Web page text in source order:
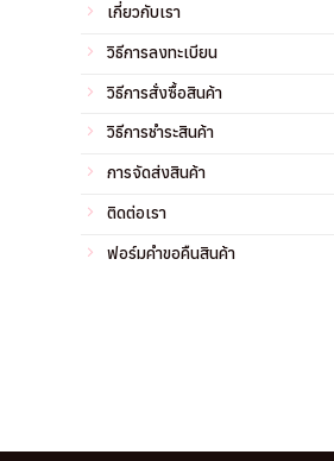
เกี่ยวกับเรา
วิธีการลงทะเบียน
วิธีการสั่งซื้อสินค้า
วิธีการชำระสินค้า
การจัดส่งสินค้า
ติดต่อเรา
ฟอร์มคำขอคืนสินค้า